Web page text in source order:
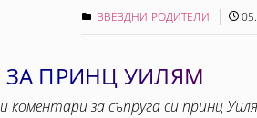
ЗВЕЗДНИ РОДИТЕЛИ
ПРИНЦ УИЛЯМ
за съпруга си принц